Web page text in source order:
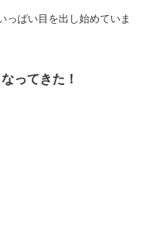
っぱい目を出し始めていま
ってきた！